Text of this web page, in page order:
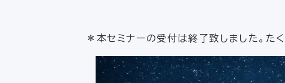
＊本セミナーの受付は終了致しました。た